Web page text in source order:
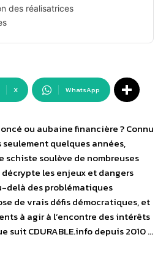
des réalisatrices
X WhatsApp
ou aubaine financière ? Connu
quelques années,
schiste soulève de nombreuses
les enjeux et dangers
delà des problématiques
de vrais défis démocratiques, et
à agir à l’encontre des intérêts
suit CDURABLE.info depuis 2010 …